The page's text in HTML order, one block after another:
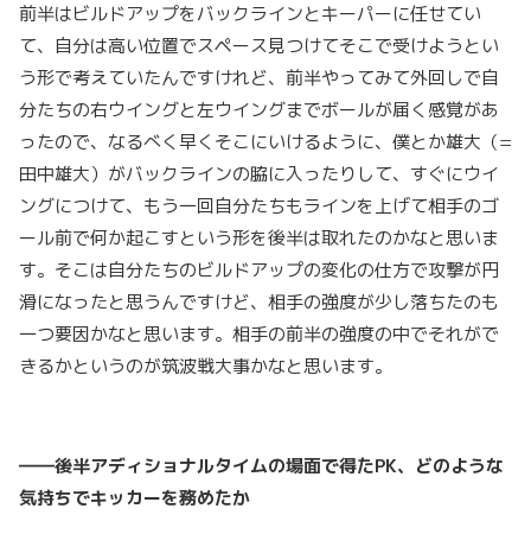
前半はビルドアップをバックラインとキーパーに任せてい
て、自分は高い位置でスペース見つけてそこで受けようとい
う形で考えていたんですけれど、前半やってみて外回しで自
分たちの右ウイングと左ウイングまでボールが届く感覚があ
ったので、なるべく早くそこにいけるように、僕とか雄大（=
田中雄大）がバックラインの脇に入ったりして、すぐにウイ
ングにつけて、もう一回自分たちもラインを上げて相手のゴ
ール前で何か起こすという形を後半は取れたのかなと思いま
す。そこは自分たちのビルドアップの変化の仕方で攻撃が円
滑になったと思うんですけど、相手の強度が少し落ちたのも
一つ要因かなと思います。相手の前半の強度の中でそれがで
きるかというのが筑波戦大事かなと思います。
――後半アディショナルタイムの場面で得たPK、どのような
気持ちでキッカーを務めたか